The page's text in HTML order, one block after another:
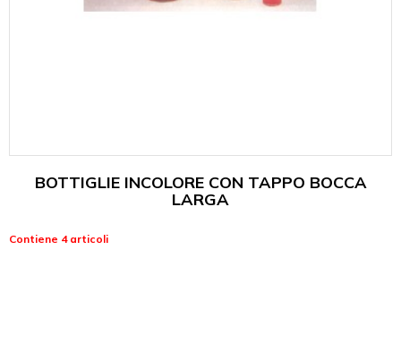
BOTTIGLIE INCOLORE CON TAPPO BOCCA
LARGA
Contiene 4 articoli